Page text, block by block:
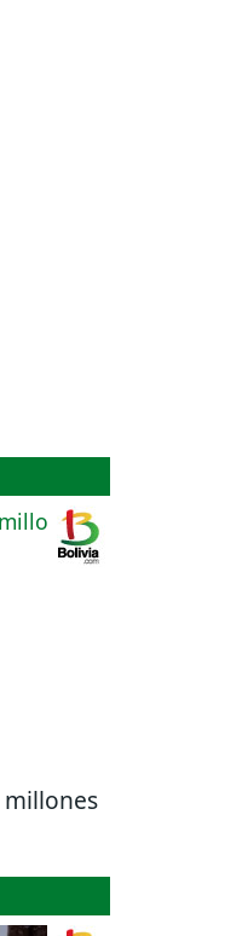
millones